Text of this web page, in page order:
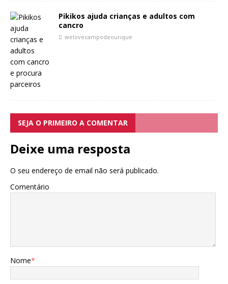
Pikikos ajuda crianças e adultos com
cancro
welovecampodeourique
SEJA O PRIMEIRO A COMENTAR
Deixe uma resposta
O seu endereço de email não será publicado.
Comentário
Nome*